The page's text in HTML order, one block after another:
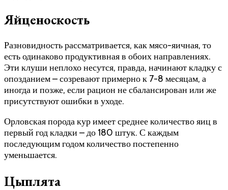
Яйценоскость
Разновидность рассматривается, как мясо-яичная, то
есть одинаково продуктивная в обоих направлениях.
Эти клуши неплохо несутся, правда, начинают кладку с
опозданием – созревают примерно к 7-8 месяцам, а
иногда и позже, если рацион не сбалансирован или же
присутствуют ошибки в уходе.
Орловская порода кур имеет среднее количество яиц в
первый год кладки – до 180 штук. С каждым
последующим годом количество постепенно
уменьшается.
Цыплята